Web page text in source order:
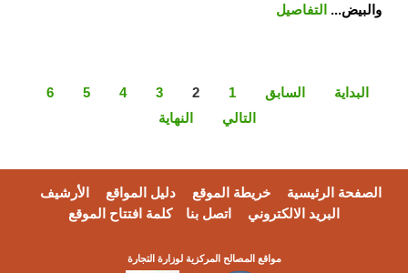
والبيض... التفاصيل
البداية السابق 1
2
3
4
5
6
التالي
النهاية
الصفحة الرئيسية خريطة الموقع دليل المواقع
الأرشيف
البريد الالكتروني
اتصل بنا كلمة افتتاح الموقع
مواقع المصالح المركزية لوزارة التجارة